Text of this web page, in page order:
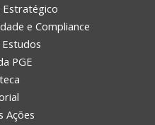
Estratégico
e Compliance
PGE
Ações